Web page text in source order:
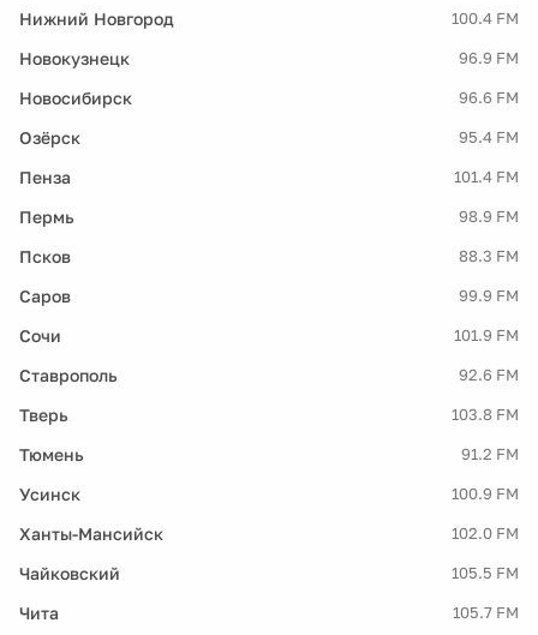
Нижний Новгород 100.4 FM
Новокузнецк 96.9 FM
Новосибирск 96.6 FM
Озёрск 95.4 FM
Пенза 101.4 FM
Пермь 98.9 FM
Псков 88.3 FM
Саров 99.9 FM
Сочи 101.9 FM
Ставрополь 92.6 FM
Тверь 103.8 FM
Тюмень 91.2 FM
Усинск 100.9 FM
Ханты-Мансийск 102.0 FM
Чайковский 105.5 FM
Чита 105.7 FM